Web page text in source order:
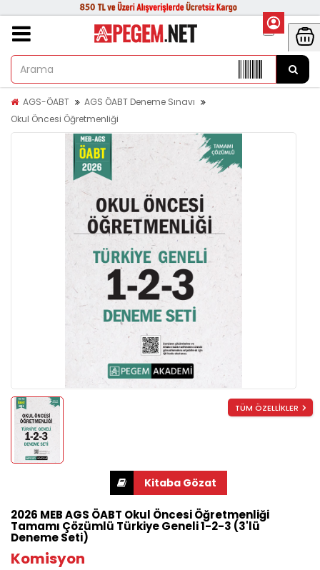
AGS-ÖABT
AGS ÖABT Deneme Sınavı
Okul Öncesi Öğretmenliği
TÜM ÖZELLİKLER
2026 MEB AGS ÖABT Okul Öncesi Öğretmenliği
Tamamı Çözümlü Türkiye Geneli 1-2-3 (3'lü
Deneme Seti)
Komisyon